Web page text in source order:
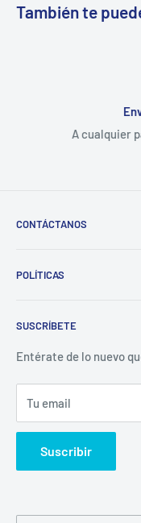
También te
A cualquier
CONTÁCTANOS
POLÍTICAS
Política de Privacidad
Políticas de Reembolso
Términos del servicio
Política de reembolso
SUSCRÍBETE
Entérate de lo nuevo
Tu email
Suscribir